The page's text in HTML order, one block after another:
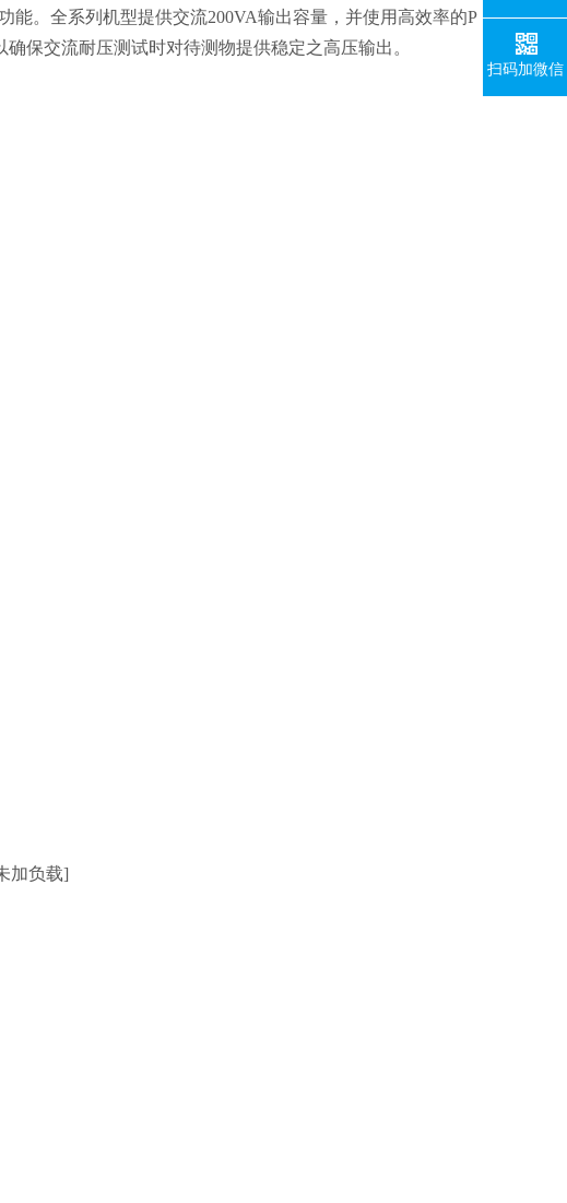
能。全系列机型提供交流200VA输出容量，并使用高效率的P
保交流耐压测试时对待测物提供稳定之高压输出。
加负载]
扫码加微信